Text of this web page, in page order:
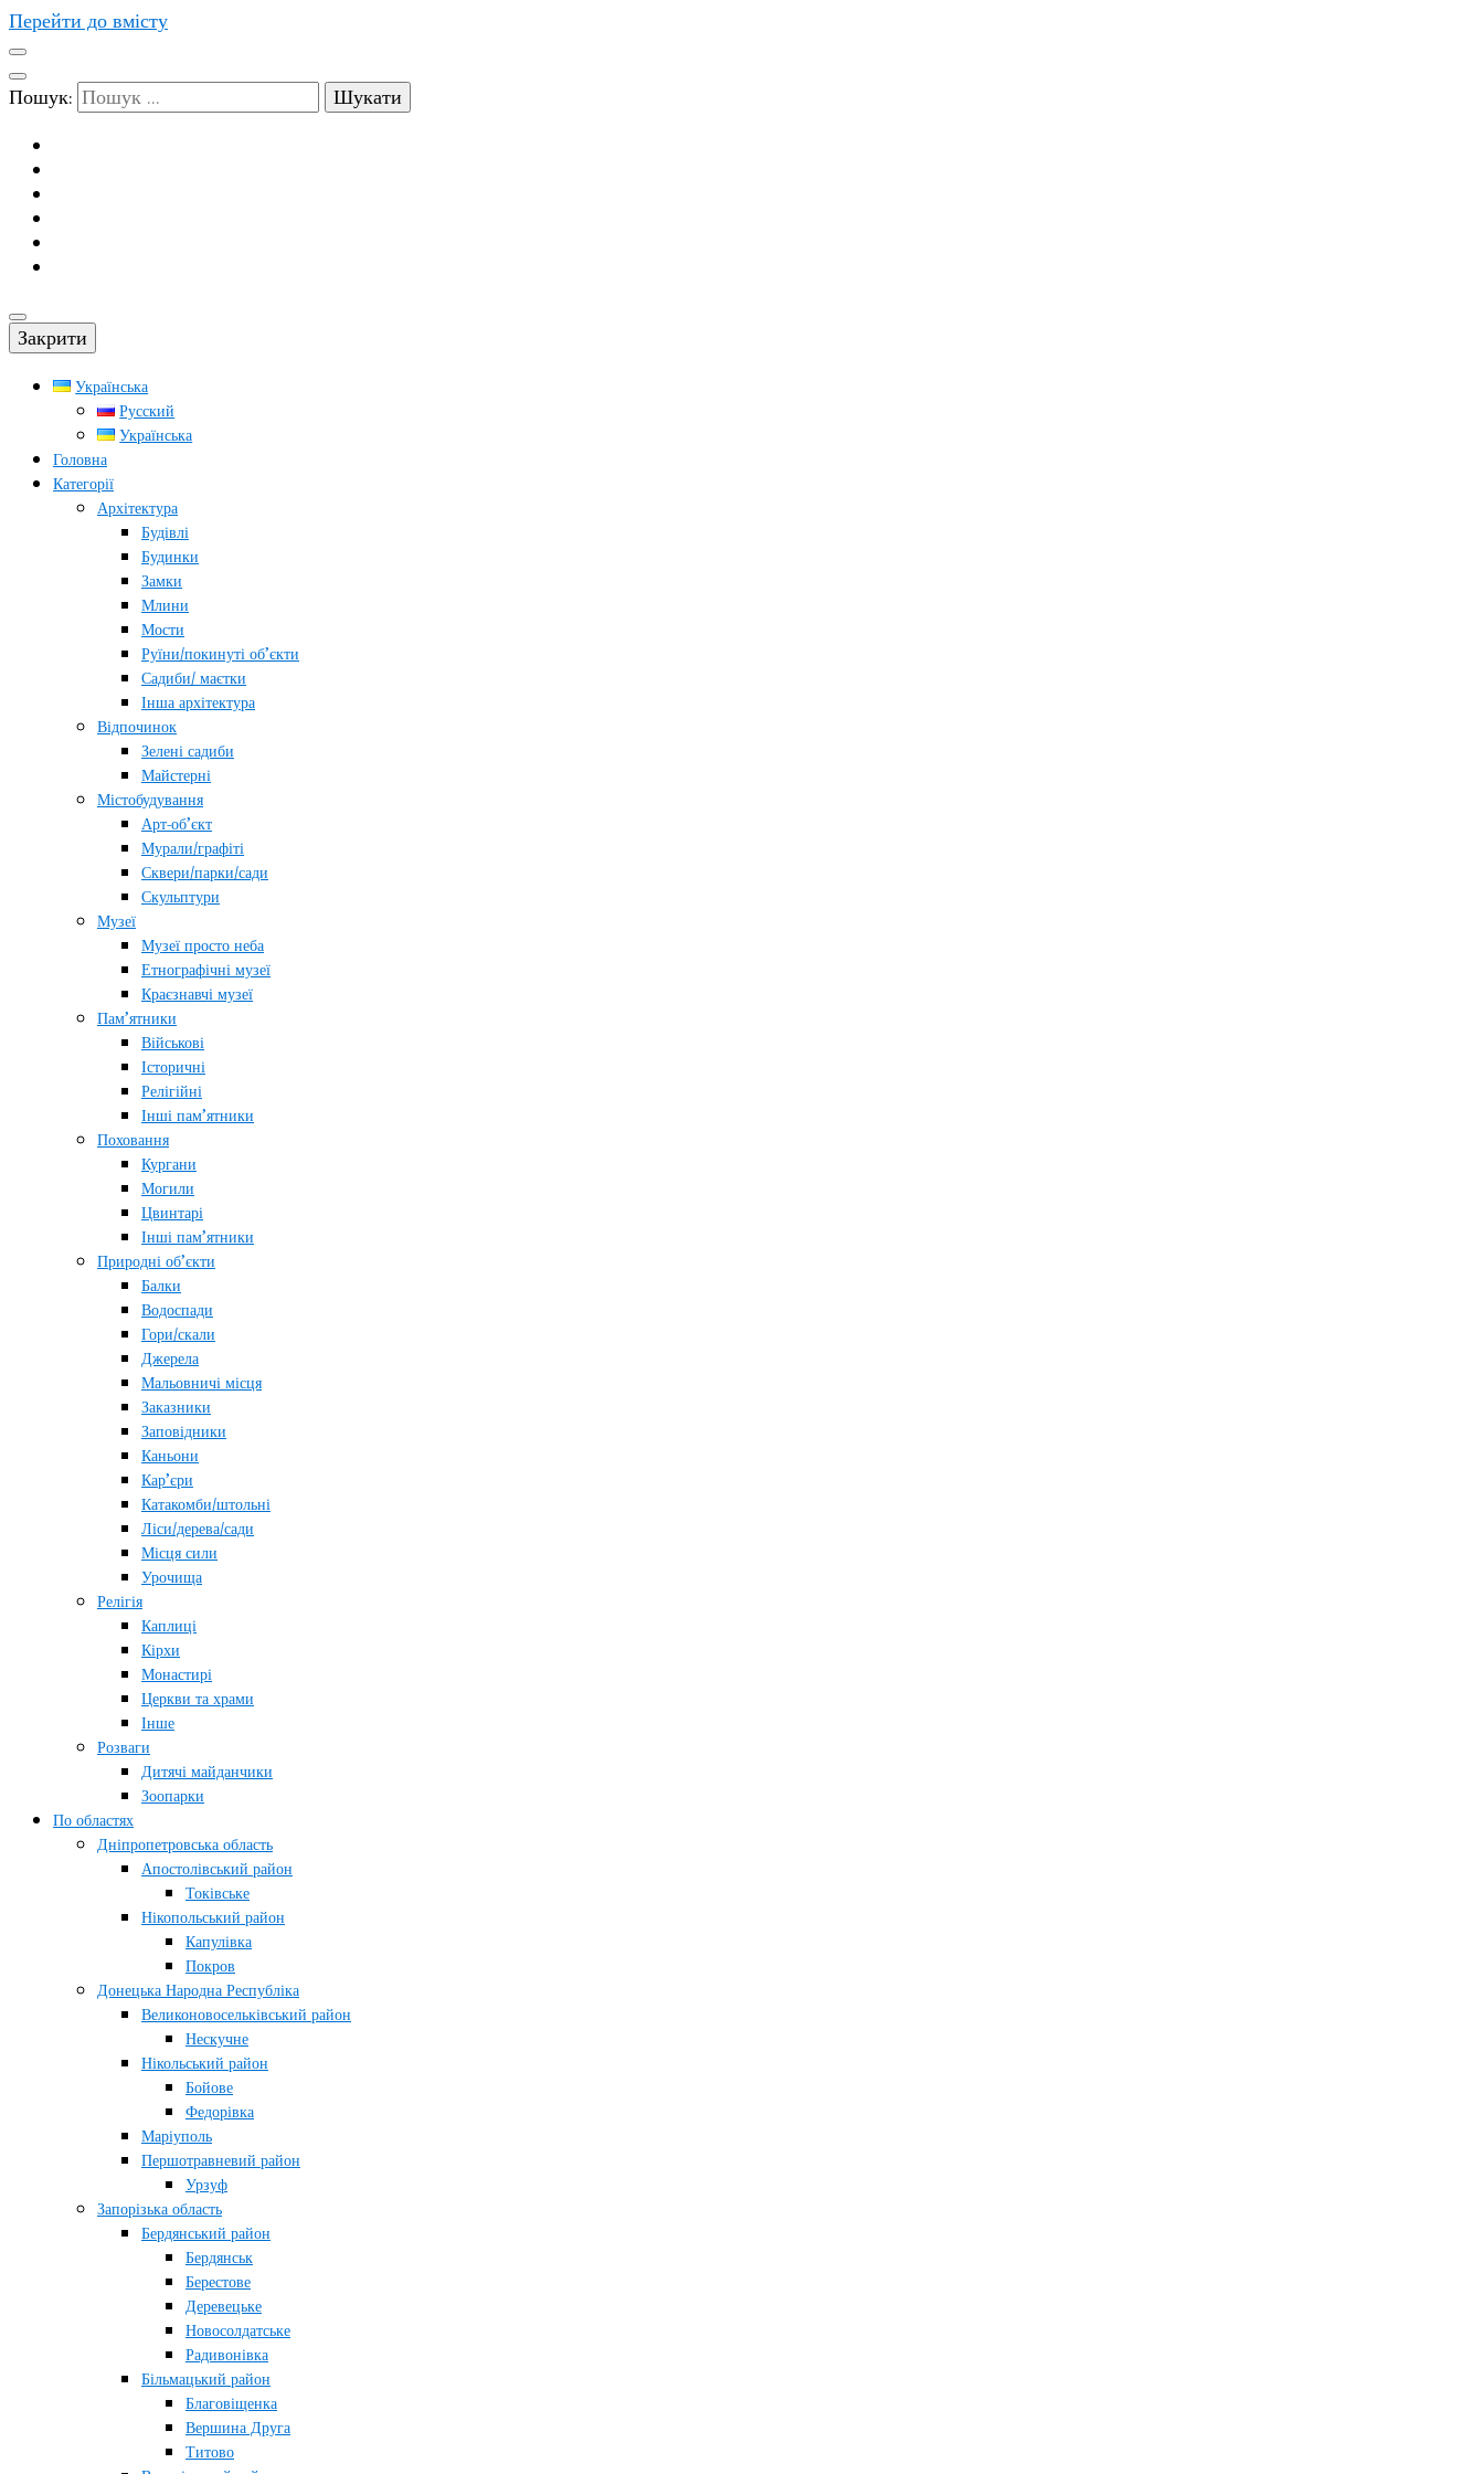
Перейти до вмісту
Пошук:
Закрити
Українська
Русский
Українська
Головна
Категорії
Архітектура
Будівлі
Будинки
Замки
Млини
Мости
Руїни/покинуті об’єкти
Садиби/ маєтки
Інша архітектура
Відпочинок
Зелені садиби
Майстерні
Містобудування
Арт-об’єкт
Мурали/графіті
Сквери/парки/сади
Скульптури
Музеї
Музеї просто неба
Етнографічні музеї
Краєзнавчі музеї
Пам’ятники
Військові
Історичні
Релігійні
Інші пам’ятники
Поховання
Кургани
Могили
Цвинтарі
Інші пам’ятники
Природні об’єкти
Балки
Водоспади
Гори/скали
Джерела
Мальовничі місця
Заказники
Заповідники
Каньони
Кар’єри
Катакомби/штольні
Ліси/дерева/сади
Місця сили
Урочища
Релігія
Каплиці
Кірхи
Монастирі
Церкви та храми
Інше
Розваги
Дитячі майданчики
Зоопарки
По областях
Дніпропетровська область
Апостолівський район
Токівське
Нікопольський район
Капулівка
Покров
Донецька Народна Республіка
Великоновосельківський район
Нескучне
Нікольський район
Бойове
Федорівка
Маріуполь
Першотравневий район
Урзуф
Запорізька область
Бердянський район
Бердянськ
Берестове
Деревецьке
Новосолдатське
Радивонівка
Більмацький район
Благовіщенка
Вершина Друга
Титово